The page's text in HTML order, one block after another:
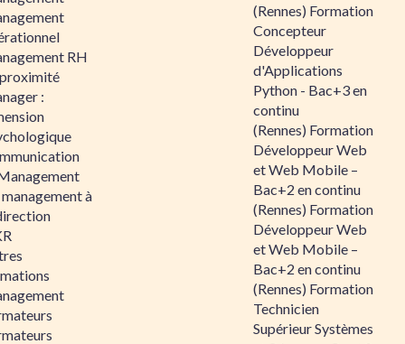
RH
:
à
(Rennes) Formation
Concepteur
Développeur
d'Applications
Python - Bac+3 en
continu
(Rennes) Formation
Développeur Web
et Web Mobile –
Bac+2 en continu
(Rennes) Formation
Développeur Web
et Web Mobile –
Bac+2 en continu
(Rennes) Formation
Technicien
Supérieur Systèmes